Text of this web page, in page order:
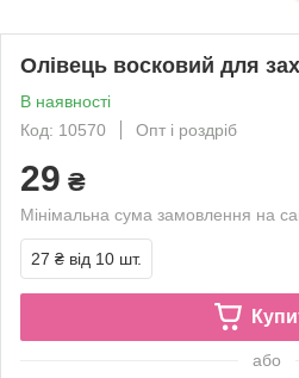
Олівець восковий для
В наявності
Код: 10570
Опт і роздріб
29 ₴
Мінімальна сума замовлення на
27 ₴ від 10 шт.
або